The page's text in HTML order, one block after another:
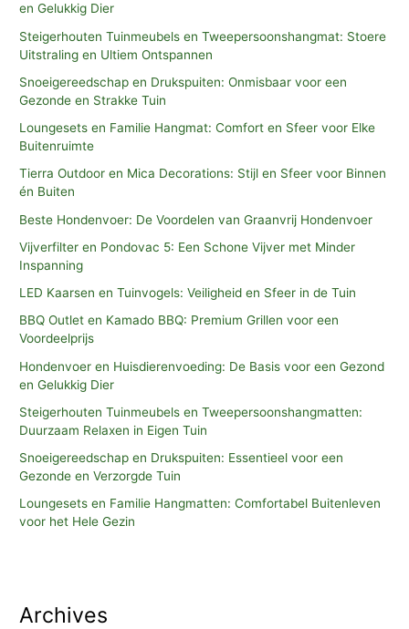
en Gelukkig Dier
Steigerhouten Tuinmeubels en Tweepersoonshangmat: Stoere
Uitstraling en Ultiem Ontspannen
Snoeigereedschap en Drukspuiten: Onmisbaar voor een
Gezonde en Strakke Tuin
Loungesets en Familie Hangmat: Comfort en Sfeer voor Elke
Buitenruimte
Tierra Outdoor en Mica Decorations: Stijl en Sfeer voor Binnen
én Buiten
Beste Hondenvoer: De Voordelen van Graanvrij Hondenvoer
Vijverfilter en Pondovac 5: Een Schone Vijver met Minder
Inspanning
LED Kaarsen en Tuinvogels: Veiligheid en Sfeer in de Tuin
BBQ Outlet en Kamado BBQ: Premium Grillen voor een
Voordeelprijs
Hondenvoer en Huisdierenvoeding: De Basis voor een Gezond
en Gelukkig Dier
Steigerhouten Tuinmeubels en Tweepersoonshangmatten:
Duurzaam Relaxen in Eigen Tuin
Snoeigereedschap en Drukspuiten: Essentieel voor een
Gezonde en Verzorgde Tuin
Loungesets en Familie Hangmatten: Comfortabel Buitenleven
voor het Hele Gezin
Archives